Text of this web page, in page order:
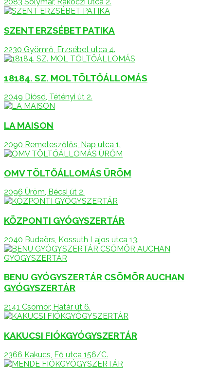
2083 Solymár, Rákóczi utca 2.
SZENT ERZSÉBET PATIKA
2230 Gyömrő, Erzsébet utca 4.
18184. SZ. MOL TÖLTŐÁLLOMÁS
2049 Diósd, Tétényi út 2.
LA MAISON
2090 Remeteszőlős, Nap utca 1.
OMV TÖLTŐÁLLOMÁS ÜRÖM
2096 Üröm, Bécsi út 2.
KÖZPONTI GYÓGYSZERTÁR
2040 Budaörs, Kossuth Lajos utca 13.
BENU GYÓGYSZERTÁR CSÖMÖR AUCHAN
GYÓGYSZERTÁR
2141 Csömör, Határ út 6.
KAKUCSI FIÓKGYÓGYSZERTÁR
2366 Kakucs, Fő utca 156/C.